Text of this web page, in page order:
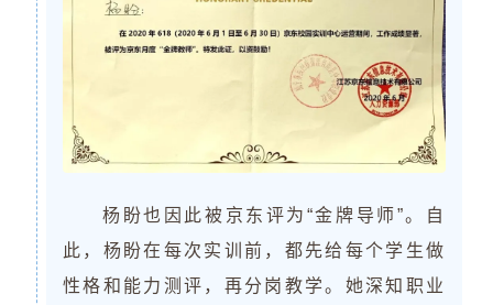
杨盼也因此被京东评为“金牌导师”。自
此，杨盼在每次实训前，都先给每个学生做
性格和能力测评，再分岗教学。她深知职业